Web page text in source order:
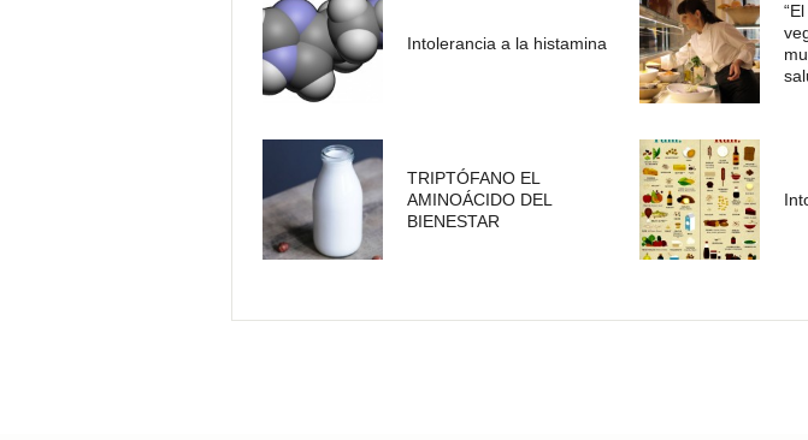
Intolerancia a la histamina
TRIPTÓFANO EL
AMINOÁCIDO DEL
BIENESTAR